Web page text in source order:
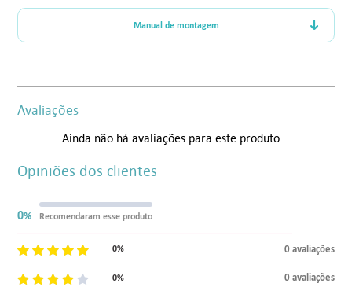
Manual de montagem
Avaliações
Ainda não há avaliações para este produto.
Opiniões dos clientes
0% Recomendaram esse produto
0% 0 avaliações
0% 0 avaliações